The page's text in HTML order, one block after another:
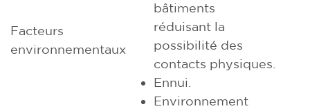
Facteurs
environnementaux
bâtiments
réduisant la
possibilité des
contacts physiques.
Ennui.
Environnement